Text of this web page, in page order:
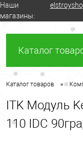
Наши
магазины:
Каталог
Каталог товаров •
ITK Модуль
110 IDC